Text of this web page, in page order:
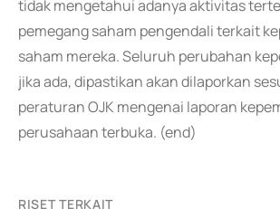
tidak mengetahui adanya aktivitas
pemegang saham pengendali terkait
saham mereka. Seluruh perubahan
jika ada, dipastikan akan dilaporkan
peraturan OJK mengenai laporan
perusahaan terbuka. (end)
RISET TERKAIT